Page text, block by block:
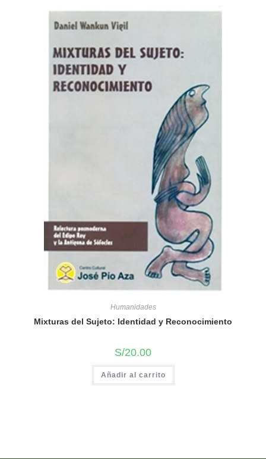
Humanidades
Mixturas del Sujeto: Identidad y Reconocimiento
S/20.00
Añadir al carrito